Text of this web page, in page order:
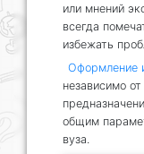
или мнений
всегда
избежать
Оформление
независимо
общим
вуза.